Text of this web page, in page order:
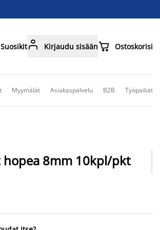
Suosikit Kirjaudu sisään Ostoskorisi
Myymälät Asiakaspalvelu B2B Työpaikat
hopea 8mm 10kpl/pkt